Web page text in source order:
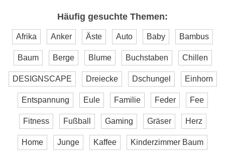
Häufig gesuchte Themen:
Afrika Anker Äste Auto Baby Bambus
Baum Berge Blume Buchstaben Chillen
DESIGNSCAPE Dreiecke Dschungel Einhorn
Entspannung Eule Familie Feder Fee
Fitness Fußball Gaming Gräser Herz
Home Junge Kaffee Kinderzimmer Baum